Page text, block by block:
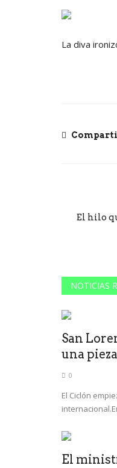
La diva
El hilo
NOTICIAS
San
una
0
El Ciclón
El